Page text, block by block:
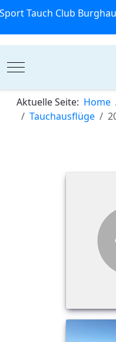
Sport Tauch Club
Mobile Menu Toggle
Aktuelle Seite: Home
Tauchausflüge